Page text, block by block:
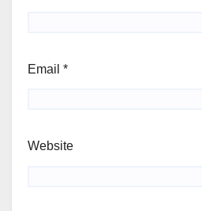
Email *
Website